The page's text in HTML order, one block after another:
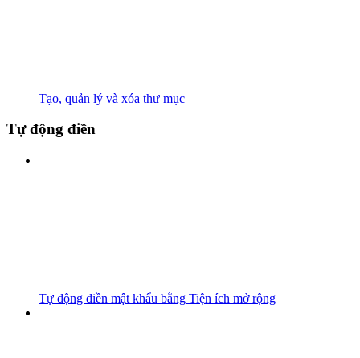
Tạo, quản lý và xóa thư mục
Tự động điền
Tự động điền mật khẩu bằng Tiện ích mở rộng